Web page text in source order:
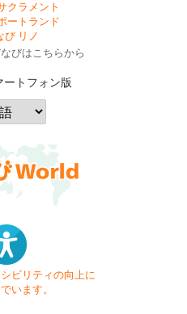
クラメント
ートランド
び リノ
びはこちらから
ートフォン版
ビリティの向上に
います。